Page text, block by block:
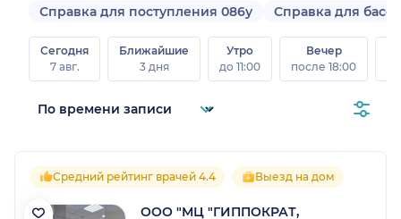
Справка для поступления 086у Справка для
Сегодня
7 авг.
Ближайшие
3 дня
Утро
до 11:00
Вечер
после 18:00
Средний рейтинг врачей 4.4 Выезд на дом
ООО "МЦ "ГИППОКРАТ,